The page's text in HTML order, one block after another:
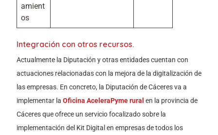
amient
os
Integración con otros recursos.
Actualmente la Diputación y otras entidades cuentan con
actuaciones relacionadas con la mejora de la digitalización de
las empresas. En concreto, la Diputación de Cáceres va a
implementar la Oficina AceleraPyme rural en la provincia de
Cáceres que ofrece un servicio focalizado sobre la
implementación del Kit Digital en empresas de todos los